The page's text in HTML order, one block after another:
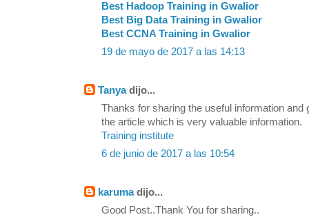
Best Hadoop Training in Gwalior
Best Big Data Training in Gwalior
Best CCNA Training in Gwalior
19 de mayo de 2017 a las 14:13
Tanyadijo...
Thanks for sharing the useful information and
the article which is very valuable information.
Training institute
6 de junio de 2017 a las 10:54
karumadijo...
Good Post..Thank You for sharing..